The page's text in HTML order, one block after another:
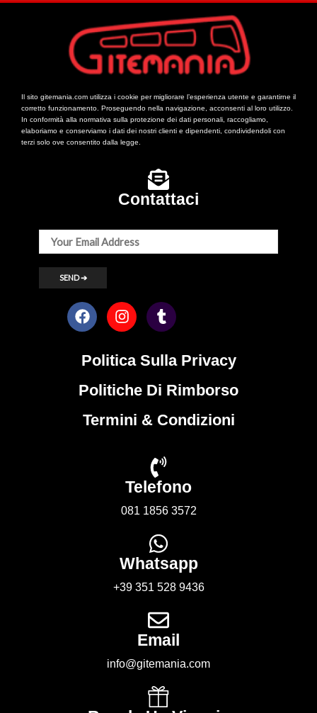
Il sito gitemania.com utilizza i cookie per migliorare l’esperienza utente e garantirne il
corretto funzionamento. Proseguendo nella navigazione, acconsenti al loro utilizzo.
In conformità alla normativa sulla protezione dei dati personali, raccogliamo,
elaboriamo e conserviamo i dati dei nostri clienti e dipendenti, condividendoli con
terzi solo ove consentito dalla legge.
Contattaci
Politica Sulla Privacy
Politiche Di Rimborso
Termini & Condizioni
Telefono
081 1856 3572
Whatsapp
+39 351 528 9436
Email
info@gitemania.com